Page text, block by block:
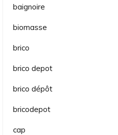
baignoire
biomasse
brico
brico depot
brico dépôt
bricodepot
cap